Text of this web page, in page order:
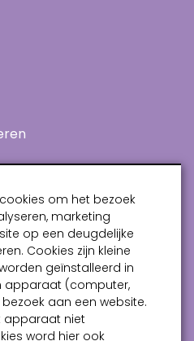
om het bezoek
marketing
op een deugdelijke
Cookies zijn kleine
geïnstalleerd in
apparaat (computer,
aan een website.
apparaat niet
word hier ook